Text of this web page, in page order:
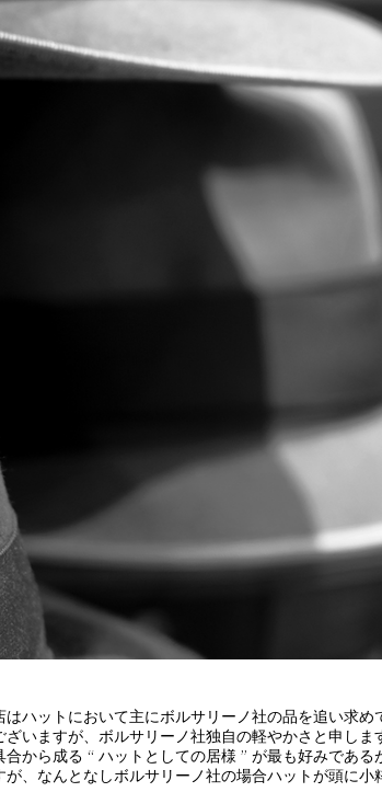
ハットにおいて主にボルサリーノ社の品を追い求め
いますが、ボルサリーノ社独自の軽やかさと申しま
から成る “ ハットとしての居様 ” が最も好みである
が、なんとなしボルサリーノ社の場合ハットが頭に小